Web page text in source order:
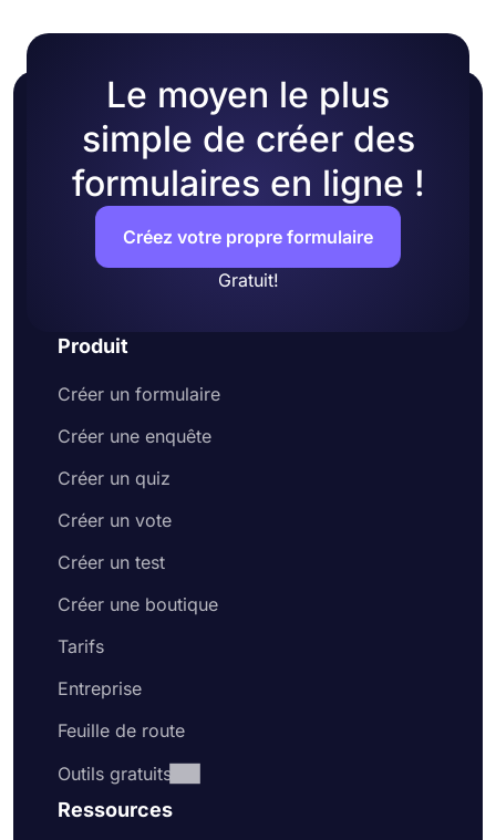
Le moyen le plus
simple de créer des
formulaires en ligne !
Créez votre propre formulaire
Gratuit!
Produit
Créer un formulaire
Créer une enquête
Créer un quiz
Créer un vote
Créer un test
Créer une boutique
Tarifs
Entreprise
Feuille de route
Outils gratuits
Ressources